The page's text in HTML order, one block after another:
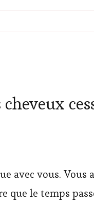
cheveux
avec vous. Vous
que le temps